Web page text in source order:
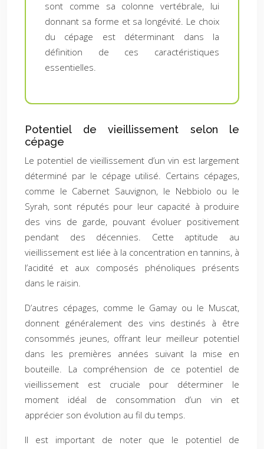
sont comme sa colonne vertébrale, lui
donnant sa forme et sa longévité. Le choix
du cépage est déterminant dans la
définition de ces caractéristiques
essentielles.
Potentiel de vieillissement selon le
cépage
Le potentiel de vieillissement d’un vin est largement
déterminé par le cépage utilisé. Certains cépages,
comme le Cabernet Sauvignon, le Nebbiolo ou le
Syrah, sont réputés pour leur capacité à produire
des vins de garde, pouvant évoluer positivement
pendant des décennies. Cette aptitude au
vieillissement est liée à la concentration en tannins, à
l’acidité et aux composés phénoliques présents
dans le raisin.
D’autres cépages, comme le Gamay ou le Muscat,
donnent généralement des vins destinés à être
consommés jeunes, offrant leur meilleur potentiel
dans les premières années suivant la mise en
bouteille. La compréhension de ce potentiel de
vieillissement est cruciale pour déterminer le
moment idéal de consommation d’un vin et
apprécier son évolution au fil du temps.
Il est important de noter que le potentiel de